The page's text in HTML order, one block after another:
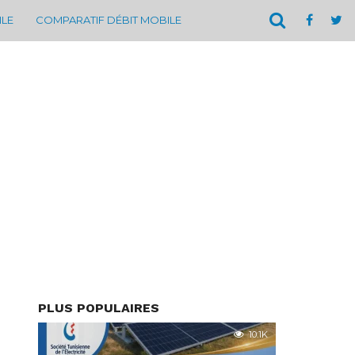
COMPARATIF DÉBIT MOBILE
PLUS POPULAIRES
10.1K